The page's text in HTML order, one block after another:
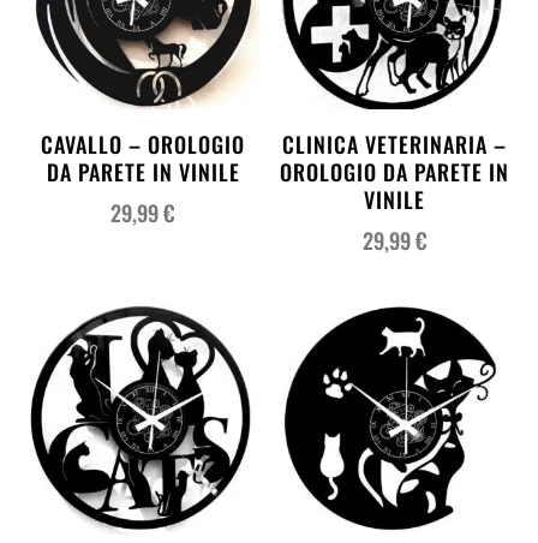
CAVALLO – OROLOGIO
DA PARETE IN VINILE
29,99€
CLINICA VETERINARIA –
OROLOGIO DA PARETE IN
VINILE
29,99€